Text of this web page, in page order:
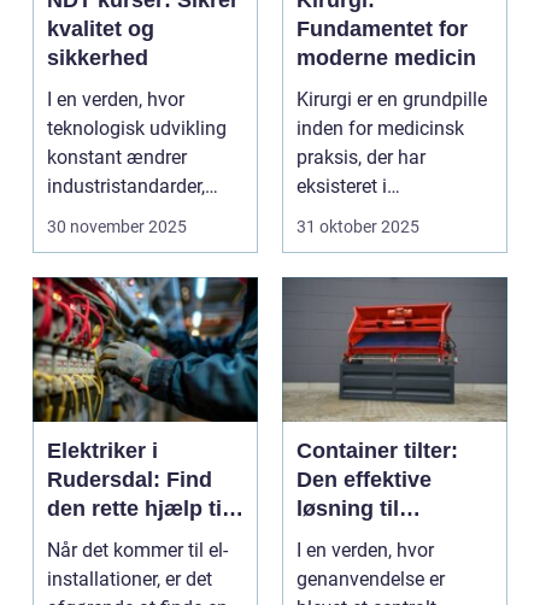
kvalitet og
sikkerhed
I en verden, hvor
teknologisk udvikling
konstant ændrer
industristandarder,
bliver behovet for...
30 november 2025
Fundamentet for
moderne medicin
Kirurgi er en grundpille
inden for medicinsk
praksis, der har
eksisteret i
århundreder. Med ti...
31 oktober 2025
Elektriker i
Rudersdal: Find
den rette hjælp til
dine el-
installationer
Når det kommer til el-
installationer, er det
Container tilter:
Den effektive
løsning til
moderne
genanvendelsesin
dustri
I en verden, hvor
genanvendelse er